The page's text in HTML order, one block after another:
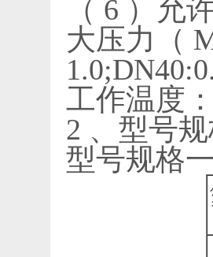
（ 6 ）允
大压力（
工作温度
2 、型号
型号规格